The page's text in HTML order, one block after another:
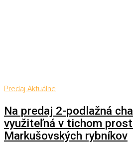
Predaj Aktuálne
Na predaj 2-podlažná
využiteľná v tichom
Markušovských rybníkov